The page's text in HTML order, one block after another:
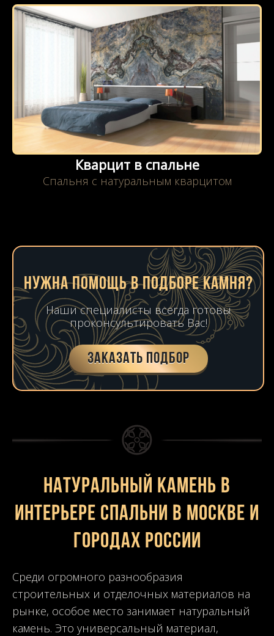
Кварцит в спальне
Спальня с натуральным кварцитом
Нужна помощь в подборе камня?
Наши специалисты всегда готовы
проконсультировать Вас!
Заказать подбор
Натуральный камень в
интерьере спальни в Москве и
городах России
Среди огромного разнообразия
строительных и отделочных материалов на
рынке, особое место занимает натуральный
камень. Это универсальный материал,